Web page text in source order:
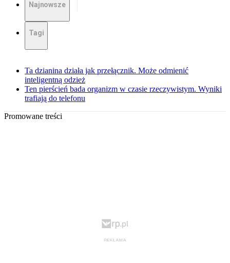
Najnowsze
Tagi
Ta dzianina działa jak przełącznik. Może odmienić
inteligentną odzież
Ten pierścień bada organizm w czasie rzeczywistym. Wyniki
trafiają do telefonu
Promowane treści